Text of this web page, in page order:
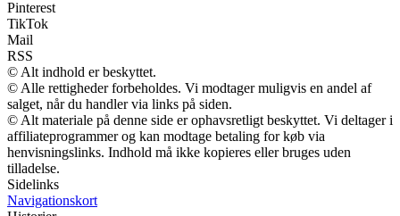
Pinterest
TikTok
Mail
RSS
© Alt indhold er beskyttet.
© Alle rettigheder forbeholdes. Vi modtager muligvis en andel af
salget, når du handler via links på siden.
© Alt materiale på denne side er ophavsretligt beskyttet. Vi deltager i
affiliateprogrammer og kan modtage betaling for køb via
henvisningslinks. Indhold må ikke kopieres eller bruges uden
tilladelse.
Sidelinks
Navigationskort